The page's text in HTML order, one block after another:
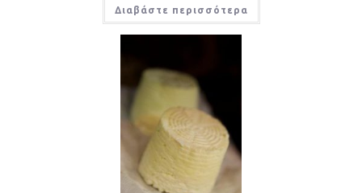
Διαβάστε περισσότερα